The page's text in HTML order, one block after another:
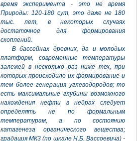
время эксперимента - это не время
Природы: 120-180 сут, это даже не 180
тыс. лет, в некоторых случаях
достаточное для формирования
скоплений.
В бассейнах древних, да и молодых
платформ, современные температуры
залежей в несколько раз ниже тех, при
которых происходило их формирование и
тем более генерация углеводородов; то
есть максимальные глубины возможного
нахождения нефти в недрах следует
определять не по формальным
температурам, а по состоянию
катагенеза органического вещества;
градация МК3 (по шкале Н.Б. Вассоевича) -